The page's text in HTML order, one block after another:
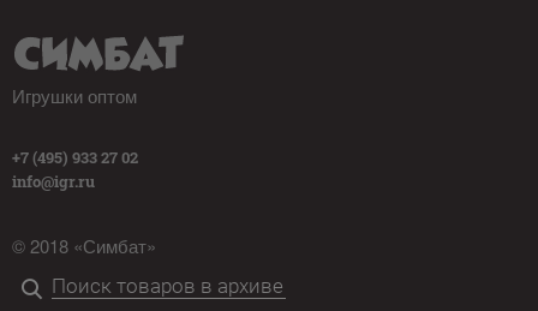
Игрушки оптом
+7 (495) 933 27 02
info@igr.ru
© 2018 «Симбат»